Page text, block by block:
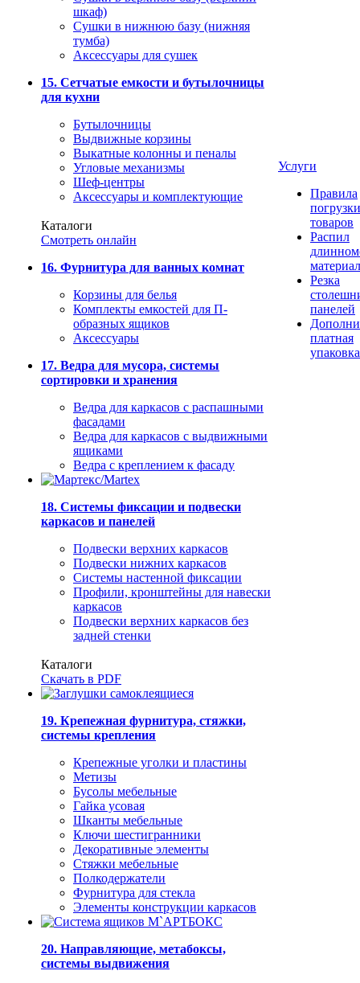
шкаф)
Сушки в нижнюю базу (нижняя
тумба)
Аксессуары для сушек
15. Сетчатые емкости и бутылочницы
для кухни
Бутылочницы
Выдвижные корзины
Выкатные колонны и пеналы
Угловые механизмы
Шеф-центры
Аксессуары и комплектующие
Каталоги
Смотреть онлайн
16. Фурнитура для ванных комнат
Корзины для белья
Комплекты емкостей для П-
образных ящиков
Аксессуары
17. Ведра для мусора, системы
сортировки и хранения
Ведра для каркасов с распашными
фасадами
Ведра для каркасов с выдвижными
ящиками
Ведра с креплением к фасаду
18. Системы фиксации и подвески
каркасов и панелей
Подвески верхних каркасов
Подвески нижних каркасов
Системы настенной фиксации
Профили, кронштейны для навески
каркасов
Подвески верхних каркасов без
задней стенки
Каталоги
Скачать в PDF
19. Крепежная фурнитура, стяжки,
системы крепления
Крепежные уголки и пластины
Метизы
Бусолы мебельные
Гайка усовая
Шканты мебельные
Ключи шестигранники
Декоративные элементы
Стяжки мебельные
Полкодержатели
Фурнитура для стекла
Элементы конструкции каркасов
20. Направляющие, метабоксы,
системы выдвижения
Услуги
Правила
погрузки
товаров
Распил
Резка
панелей
платная
упаковка